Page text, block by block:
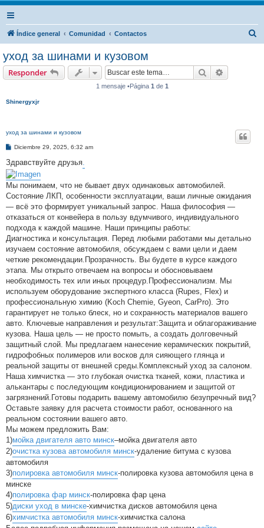
Índice general Comunidad Contactos
уход за шинами и кузовом
Responder Buscar
1 mensaje •Página 1 de 1
Shinergyxjr
уход за шинами и кузовом
M
n
s
a
j
e
Diciembre 29, 2025, 6:32 am
Здравствуйте друзья.
Мы понимаем, что не бывает двух одинаковых автомобилей.
Состояние ЛКП, особенности эксплуатации, ваши личные ожидания
— всё это формирует уникальный запрос. Наша философия —
отказаться от конвейера в пользу вдумчивого, индивидуального
подхода к каждой машине. Наши принципы работы:
Диагностика и консультация. Перед любыми работами мы детально
изучаем состояние автомобиля, обсуждаем с вами цели и даем
четкие рекомендации.Прозрачность. Вы будете в курсе каждого
этапа. Мы открыто отвечаем на вопросы и обосновываем
необходимость тех или иных процедур.Профессионализм. Мы
используем оборудование экспертного класса (Rupes, Flex) и
профессиональную химию (Koch Chemie, Gyeon, CarPro). Это
гарантирует не только блеск, но и сохранность материалов вашего
авто. Ключевые направления и результат:Защита и облагораживание
кузова. Наша цель — не просто помыть, а создать долговечный
защитный слой. Мы предлагаем нанесение керамических покрытий,
гидрофобных полимеров или восков для сияющего глянца и
реальной защиты от внешней среды.Комплексный уход за салоном.
Наша химчистка — это глубокая очистка тканей, кожи, пластика и
алькантары с последующим кондиционированием и защитой от
загрязнений.Готовы подарить вашему автомобилю безупречный вид?
Оставьте заявку для расчета стоимости работ, основанного на
реальном состоянии вашего авто.
Мы можем предложить Вам:
1)мойка двигателя авто минск–мойка двигателя авто
2)очистка кузова автомобиля минск-удаление битума с кузова
автомобиля
3)полировка автомобиля минск-полировка кузова автомобиля цена в
минске
4)полировка фар минск-полировка фар цена
5)диски уход в минске-химчистка дисков автомобиля цена
6)химчистка автомобиля минск-химчистка салона